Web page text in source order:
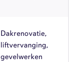
Dakrenovatie,
liftvervanging,
gevelwerken